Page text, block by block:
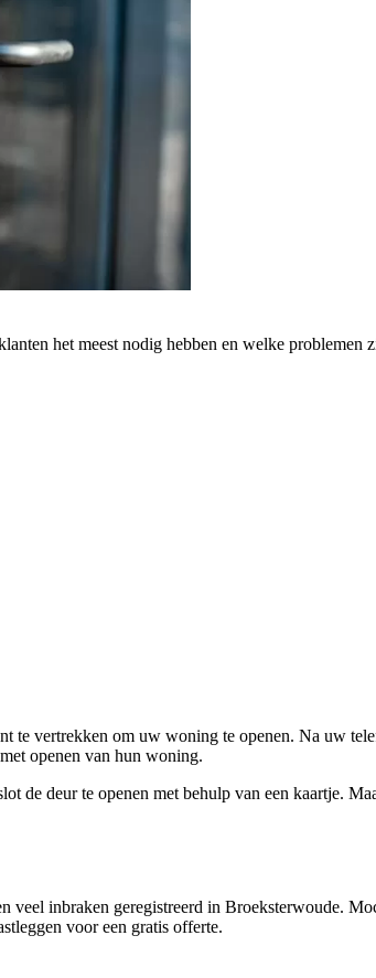
het meest nodig hebben en welke
te vertrekken om uw woning te openen. Na uw
openen van hun woning.
de deur te openen met behulp van een kaartje.
veel inbraken geregistreerd in Broeksterwoude.
voor een gratis offerte.